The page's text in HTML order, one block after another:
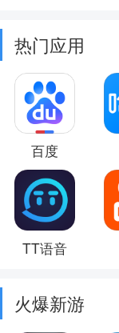
热门应用
百度
TT语音
火爆新游